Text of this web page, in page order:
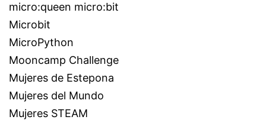
micro:queen micro:bit
Microbit
MicroPython
Mooncamp Challenge
Mujeres de Estepona
Mujeres del Mundo
Mujeres STEAM